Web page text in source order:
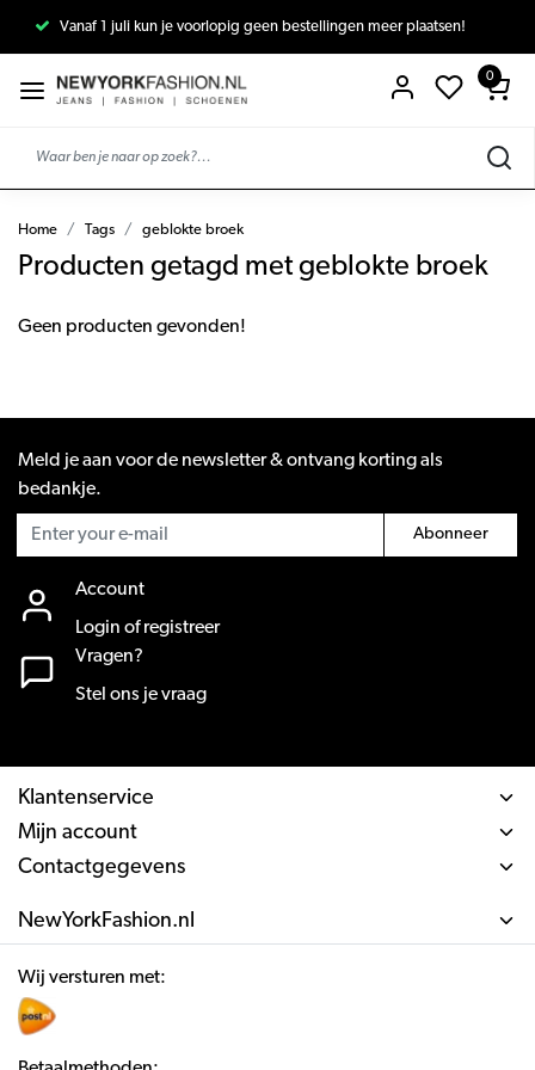
Vanaf 1 juli kun je voorlopig geen bestellingen meer plaatsen!
0
Home Tags geblokte broek
Producten getagd met geblokte broek
Geen producten gevonden!
Meld je aan voor de newsletter & ontvang korting als
bedankje.
Abonneer
Account
Login of registreer
Vragen?
Stel ons je vraag
Klantenservice
Mijn account
Contactgegevens
NewYorkFashion.nl
Wij versturen met: